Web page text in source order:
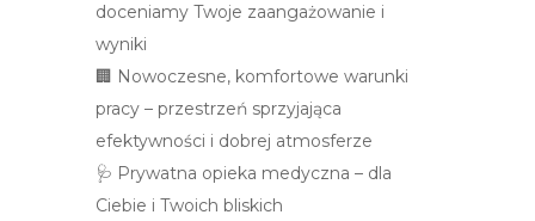
doceniamy Twoje zaangażowanie i
wyniki
🏢 Nowoczesne, komfortowe warunki
pracy – przestrzeń sprzyjająca
efektywności i dobrej atmosferze
🩺 Prywatna opieka medyczna – dla
Ciebie i Twoich bliskich